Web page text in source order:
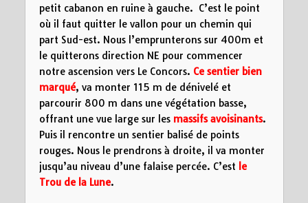
petit cabanon en ruine à gauche. C’est le point
où il faut quitter le vallon pour un chemin qui
part Sud-est. Nous l’emprunterons sur 400m et
le quitterons direction NE pour commencer
notre ascension vers Le Concors. Ce sentier bien
marqué, va monter 115 m de dénivelé et
parcourir 800 m dans une végétation basse,
offrant une vue large sur les massifs avoisinants.
Puis il rencontre un sentier balisé de points
rouges. Nous le prendrons à droite, il va monter
jusqu’au niveau d’une falaise percée. C’est le
Trou de la Lune.